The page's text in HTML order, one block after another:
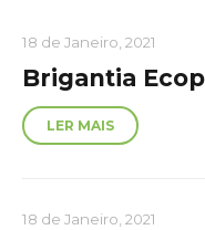
18 de Janeiro, 2021
Brigantia
LER MAIS
18 de Janeiro, 2021